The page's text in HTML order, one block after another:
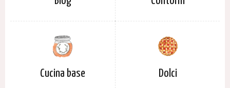
Cucina base Dolci